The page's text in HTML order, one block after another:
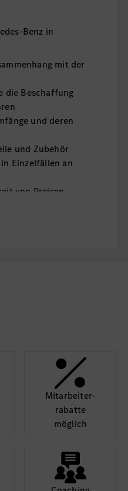
Benz in
mit der
die Beschaffung
und deren
und Zubehör
Einzelfällen an
von Preisen
Mit­arbeiter­
rabatte
möglich